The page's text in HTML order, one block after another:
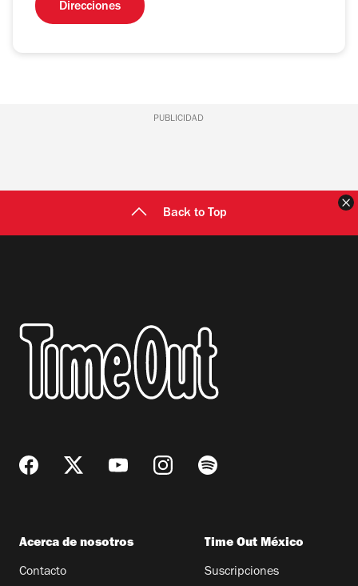
Direcciones
PUBLICIDAD
Back to Top
Acerca de nosotros
Contacto
Time Out México
Suscripciones